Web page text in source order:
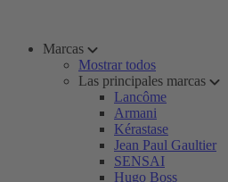
Marcas
Mostrar todos
Las principales marcas
Lancôme
Armani
Kérastase
Jean Paul Gaultier
SENSAI
Hugo Boss